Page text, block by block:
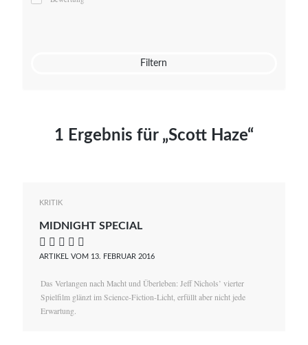
Mato von Vogelstein
Filtern
1 Ergebnis für „Scott Haze“
KRITIK
MIDNIGHT SPECIAL
    
ARTIKEL VOM 13. FEBRUAR 2016
Das Verlangen nach Macht und Überleben: Jeff Nichols’ vierter
Spielfilm glänzt im Science-Fiction-Licht, erfüllt aber nicht jede
Erwartung.